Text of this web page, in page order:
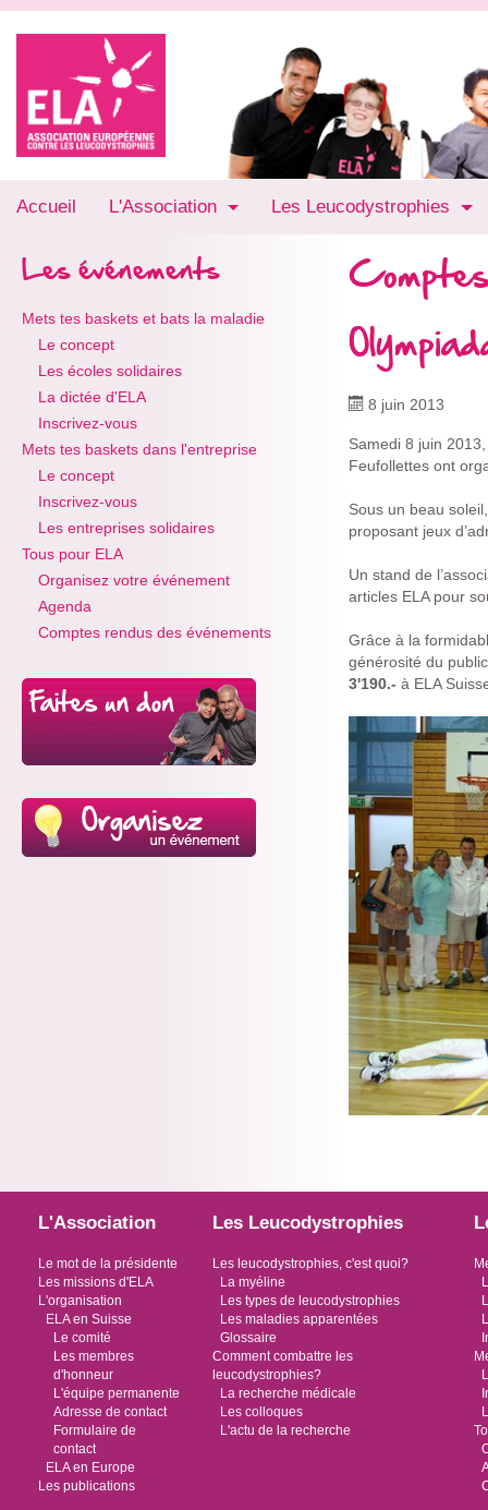
Accueil L'Association Les Leucodystrophies
Les événements
Mets tes baskets et bats la maladie
Le concept
Les écoles solidaires
La dictée d'ELA
Inscrivez-vous
Mets tes baskets dans l'entreprise
Le concept
Inscrivez-vous
Les entreprises solidaires
Tous pour ELA
Organisez votre événement
Agenda
Comptes rendus des événements
8 juin 2013
Samedi 8 juin
Feufollettes ont
Sous un beau
proposant jeux
Un stand de
articles ELA pour
Grâce à la
générosité du
3'190.- à ELA
L'Association
Le mot de la présidente
Les missions d'ELA
L'organisation
ELA en Suisse
Le comité
Les membres
d'honneur
L'équipe permanente
Adresse de contact
Formulaire de
contact
ELA en Europe
Les publications
Les Leucodystrophies
Les leucodystrophies, c'est quoi?
La myéline
Les types de leucodystrophies
Les maladies apparentées
Glossaire
Comment combattre les
leucodystrophies?
La recherche médicale
Les colloques
L'actu de la recherche